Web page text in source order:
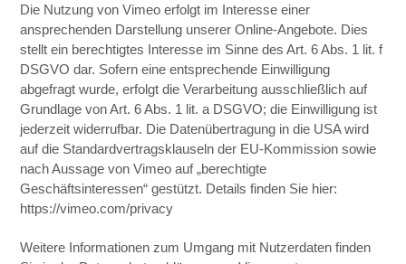
Die Nutzung von Vimeo erfolgt im Interesse einer
ansprechenden Darstellung unserer Online-Angebote. Dies
stellt ein berechtigtes Interesse im Sinne des Art. 6 Abs. 1 lit. f
DSGVO dar. Sofern eine entsprechende Einwilligung
abgefragt wurde, erfolgt die Verarbeitung ausschließlich auf
Grundlage von Art. 6 Abs. 1 lit. a DSGVO; die Einwilligung ist
jederzeit widerrufbar. Die Datenübertragung in die USA wird
auf die Standardvertragsklauseln der EU-Kommission sowie
nach Aussage von Vimeo auf „berechtigte
Geschäftsinteressen“ gestützt. Details finden Sie hier:
https://vimeo.com/privacy
Weitere Informationen zum Umgang mit Nutzerdaten finden